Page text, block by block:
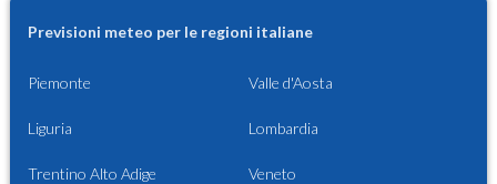
Previsioni meteo per le regioni italiane
Piemonte Valle d'Aosta
Liguria Lombardia
Trentino Alto Adige Veneto